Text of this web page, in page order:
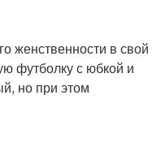
женственности в свой
футболку с юбкой и
но при этом